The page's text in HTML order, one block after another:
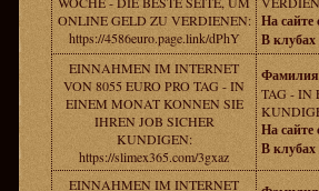
ONLINE GELD ZU VERDIENEN:
https://4586euro.page.link/dPhY
На сайте
В клубах
EINNAHMEN IM INTERNET
VON 8055 EURO PRO TAG - IN
EINEM MONAT KONNEN SIE
IHREN JOB SICHER
KUNDIGEN:
https://slimex365.com/3gxaz
TAG - IN
На сайте
В клубах
EINNAHMEN IM INTERNET